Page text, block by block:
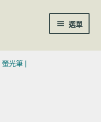
選單
螢光筆|